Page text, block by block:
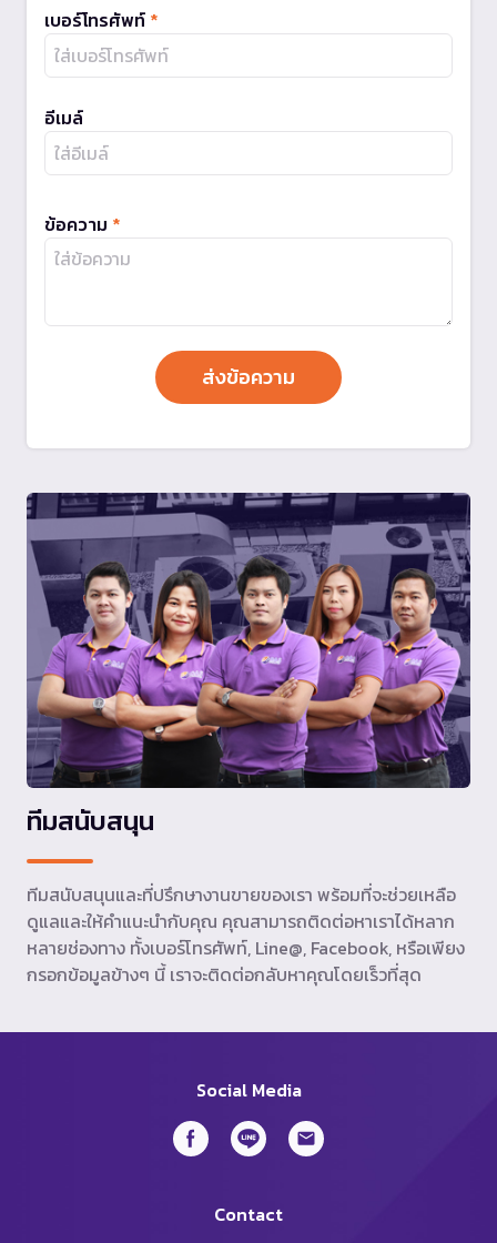
เบอร์โทรศัพท์ *
อีเมล์
ข้อความ *
ทีมสนับสนุน
ทีมสนับสนุนและที่ปรึกษางานขายของเรา พร้อมที่จะช่วยเหลือ
ดูแลและให้คำแนะนำกับคุณ คุณสามารถติดต่อหาเราได้หลาก
หลายช่องทาง ทั้งเบอร์โทรศัพท์, Line@, Facebook, หรือเพียง
กรอกข้อมูลข้างๆ นี้ เราจะติดต่อกลับหาคุณโดยเร็วที่สุด
Social Media
Contact